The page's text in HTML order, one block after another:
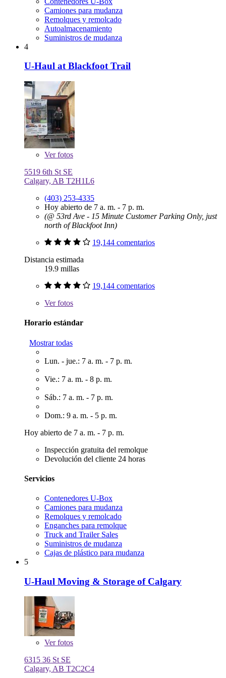
Camiones para mudanza
Remolques y remolcado
Autoalmacenamiento
Suministros de mudanza
4
U-Haul at Blackfoot Trail
Verfotos
5519 6th St SE
Calgary, AB T2H1L6
(403) 253-4335
Hoy abierto de 7 a. m. - 7 p. m.
(@ 53rd Ave - 15 Minute Customer Parking Only, just
north of Blackfoot Inn)
19,144 comentarios
Distancia estimada
19.9 millas
19,144 comentarios
Verfotos
Horario estándar
Mostrar todas
Lun. - jue.: 7 a. m. - 7 p. m.
Vie.: 7 a. m. - 8 p. m.
Sáb.: 7 a. m. - 7 p. m.
Dom.: 9 a. m. - 5 p. m.
Hoy abierto de 7 a. m. - 7 p. m.
Inspección gratuita del remolque
Devolución del cliente 24 horas
Servicios
Contenedores U-Box
Camiones para mudanza
Remolques y remolcado
Enganches para remolque
Truck and Trailer Sales
Suministros de mudanza
Cajas de plástico para mudanza
5
U-Haul Moving & Storage of Calgary
Verfotos
6315 36 St SE
Calgary, AB T2C2C4